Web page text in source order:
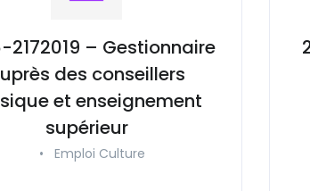
2172019 – Gestionnaire
des conseillers
et enseignement
supérieur
• Emploi Culture